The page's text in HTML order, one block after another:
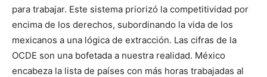
para trabajar. Este sistema priorizó la competitividad por
encima de los derechos, subordinando la vida de los
mexicanos a una lógica de extracción. Las cifras de la
OCDE son una bofetada a nuestra realidad. México
encabeza la lista de países con más horas trabajadas al